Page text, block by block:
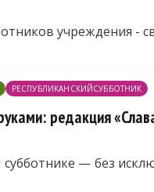
учреждения -
РЕСПУБЛИКАНСКИЙСУББОТНИК
редакция
— без